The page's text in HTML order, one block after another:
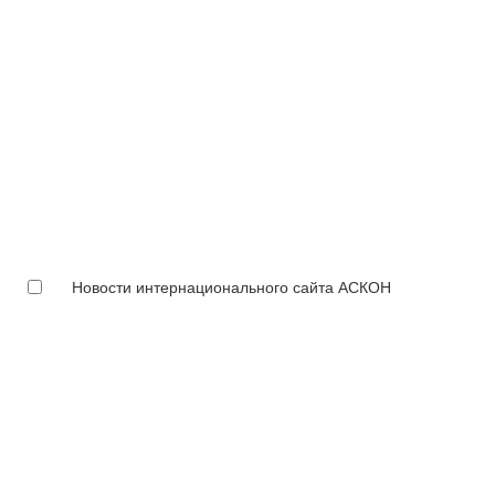
Новости интернационального сайта АСКОН